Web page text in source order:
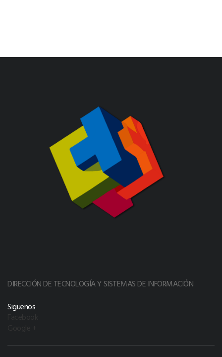
DIRECCIÓN DE TECNOLOGÍA Y SISTEMAS DE INFORMACIÓN
Siguenos